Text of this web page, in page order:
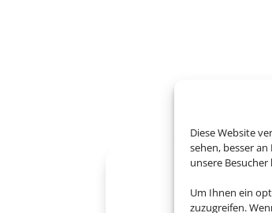
Diese Website
sehen, besser
unsere
Um Ihnen ein
zuzugreifen.